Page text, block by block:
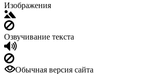
Изображения
Озвучивание текста
Обычная версия сайта